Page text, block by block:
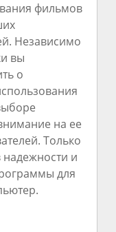
фильмов
Независимо
вы
о
на ее
Только
и
для